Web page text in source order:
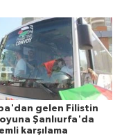
gelen Filistin
Şanlıurfa'da
karşılama